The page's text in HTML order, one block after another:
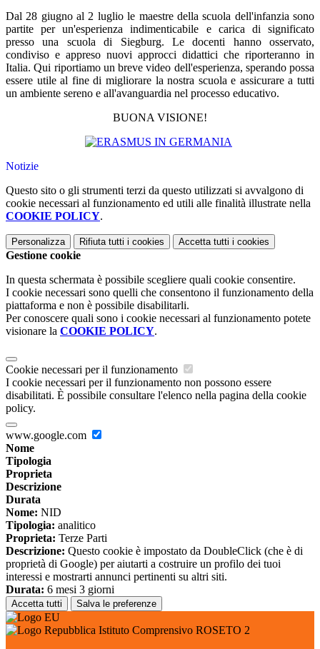
Dal 28 giugno al 2 luglio le maestre della scuola dell'infanzia sono
partite per un'esperienza indimenticabile e carica di significato
presso una scuola di Siegburg. Le docenti hanno osservato,
condiviso e appreso nuovi approcci didattici che riporteranno in
Italia. Qui riportiamo un breve video dell'esperienza, sperando possa
essere utile al fine di migliorare la nostra scuola e assicurare a tutti
un ambiente sereno e all'avanguardia nel processo educativo.
BUONA VISIONE!
Notizie
Questo sito o gli strumenti terzi da questo utilizzati si avvalgono di
cookie necessari al funzionamento ed utili alle finalità illustrate nella
COOKIE POLICY.
Personalizza Rifiuta tutti i cookies Accetta tutti i cookies
Gestione cookie
In questa schermata è possibile scegliere quali cookie consentire.
I cookie necessari sono quelli che consentono il funzionamento della
piattaforma e non è possibile disabilitarli.
Per conoscere quali sono i cookie necessari al funzionamento potete
visionare la COOKIE POLICY.
Cookie necessari per il funzionamento
I cookie necessari per il funzionamento non possono essere
disabilitati. È possibile consultare l'elenco nella pagina della cookie
policy.
www.google.com
Nome
Tipologia
Proprieta
Descrizione
Durata
Nome: NID
Tipologia: analitico
Proprieta: Terze Parti
Descrizione: Questo cookie è impostato da DoubleClick (che è di
proprietà di Google) per aiutarti a costruire un profilo dei tuoi
interessi e mostrarti annunci pertinenti su altri siti.
Durata: 6 mesi 3 giorni
Accetta tutti Salva le preferenze
Istituto Comprensivo ROSETO 2